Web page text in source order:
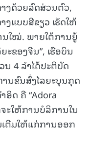
າງດ້ວຍລົດສ່ວນຕົວ,
ແບບສີຂຽວ ເຮັດໃຫ້
ໃໝ່. ພາຍໃຕ້ການຍູ້
ຂອງຈີນ”, ເຮືອບິນ
4 ລຳໄດ້ປະຕິບັດ
ນຂົນສົ່ງໄລຍະບຸນກຸດ
ດ ຄື “Adora
ະໃຫ້ການບໍລິການໃນ
ຕີມໃຫ້ແກ່ການອອກ